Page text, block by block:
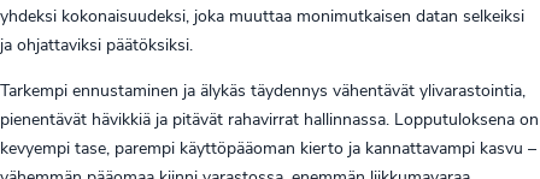
yhdeksi kokonaisuudeksi, joka muuttaa monimutkaisen datan selkeiksi
ja ohjattaviksi päätöksiksi.
Tarkempi ennustaminen ja älykäs täydennys vähentävät ylivarastointia,
pienentävät hävikkiä ja pitävät rahavirrat hallinnassa. Lopputuloksena on
kevyempi tase, parempi käyttöpääoman kierto ja kannattavampi kasvu –